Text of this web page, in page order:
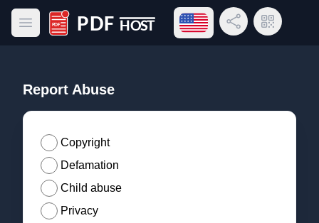
Open main menu
PDF Host
Open language menu
Share LinkQR Code
Report Abuse
Copyright
Defamation
Child abuse
Privacy